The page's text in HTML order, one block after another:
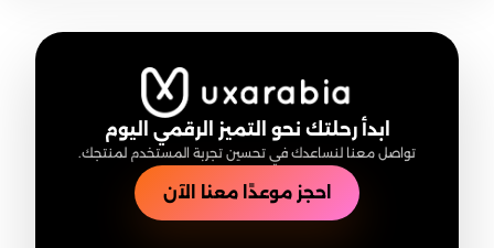
ابدأ رحلتك نحو التميز الرقمي اليوم
تواصل معنا لنساعدك في تحسين تجربة المستخدم لمنتجك.
احجز موعدًا معنا الآن